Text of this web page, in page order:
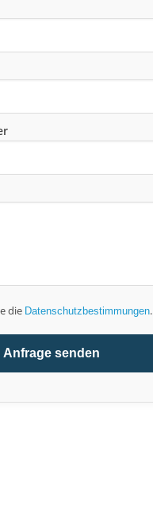
die Datenschutzbestimmungen.
Anfrage senden